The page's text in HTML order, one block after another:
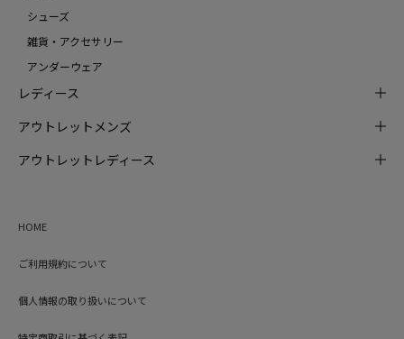
シューズ
雑貨・アクセサリー
アンダーウェア
レディース
アウトレットメンズ
アウトレットレディース
HOME
ご利用規約について
個人情報の取り扱いについて